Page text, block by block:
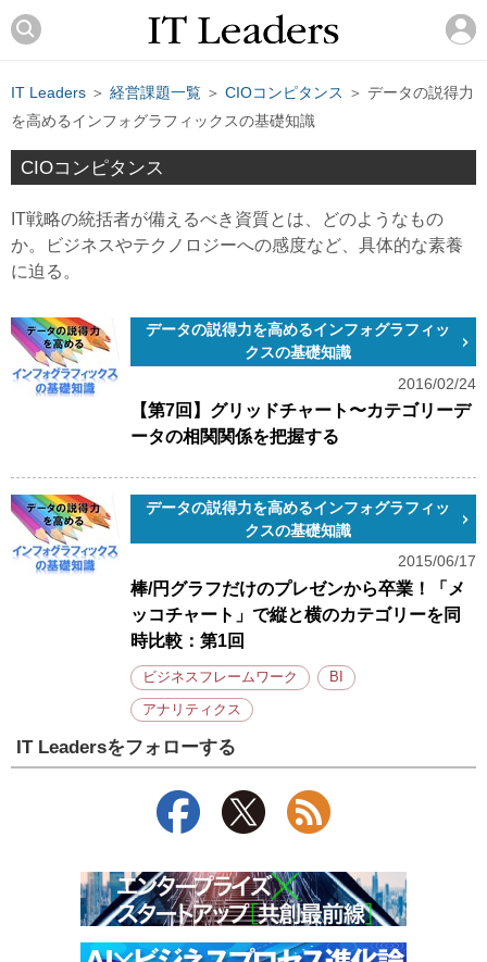
IT Leaders ＞ 経営課題一覧 ＞ CIOコンピタンス ＞ データの説得力
を高めるインフォグラフィックスの基礎知識
CIOコンピタンス
IT戦略の統括者が備えるべき資質とは、どのようなもの
か。ビジネスやテクノロジーへの感度など、具体的な素養
に迫る。
データの説得力を高めるインフォグラフィッ
クスの基礎知識
2016/02/24
【第7回】グリッドチャート〜カテゴリーデ
ータの相関関係を把握する
データの説得力を高めるインフォグラフィッ
クスの基礎知識
2015/06/17
棒/円グラフだけのプレゼンから卒業！「メ
ッコチャート」で縦と横のカテゴリーを同
時比較：第1回
ビジネスフレームワーク BI
アナリティクス
IT Leadersをフォローする